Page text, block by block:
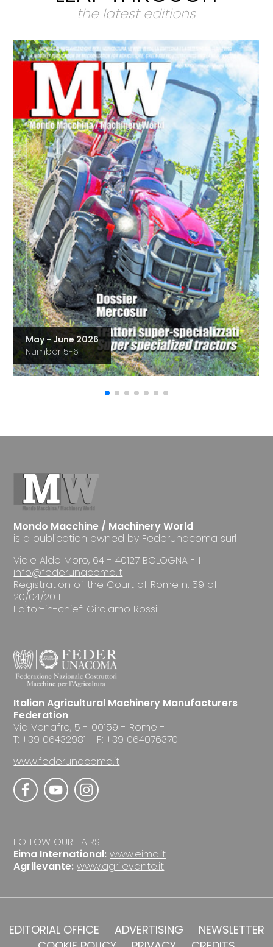
the latest editions
May - June 2026
Number 5-6
Mondo Macchine / Machinery World
is a publication owned by FederUnacoma surl
Viale Aldo Moro, 64 - 40127 BOLOGNA - I
info@federunacoma.it
Registration of the Court of Rome n. 59 of
20/04/2011
Editor-in-chief: Girolamo Rossi
Italian Agricultural Machinery Manufacturers
Federation
Via Venafro, 5 - 00159 - Rome - I
T: +39 06432981 - F: +39 064076370
www.federunacoma.it
FOLLOW OUR FAIRS
Eima International: www.eima.it
Agrilevante: www.agrilevante.it
EDITORIAL OFFICE ADVERTISING
NEWSLETTER